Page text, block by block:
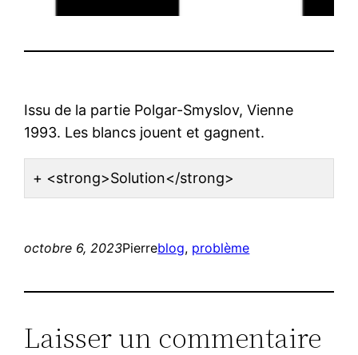
Issu de la partie Polgar-Smyslov, Vienne
1993. Les blancs jouent et gagnent.
<strong>Solution</strong>
octobre 6, 2023Pierreblog, problème
Laisser un commentaire